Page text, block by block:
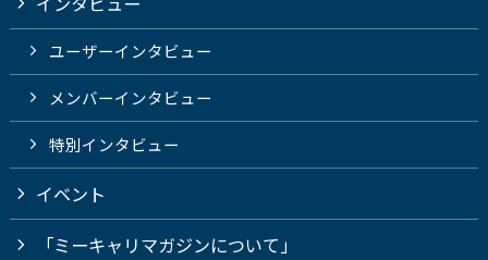
ユーザーインタビュー
メンバーインタビュー
特別インタビュー
イベント
「ミーキャリマガジンについて」